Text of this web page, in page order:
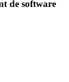
de software